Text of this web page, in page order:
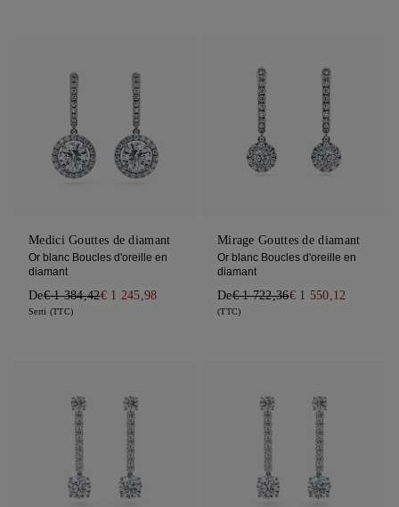
Medici Gouttes de diamant
Or blanc Boucles d'oreille en
diamant
De€ 1 384,42€ 1 245,98
Serti (TTC)
Mirage Gouttes de diamant
Or blanc Boucles d'oreille en
diamant
De€ 1 722,36€ 1 550,12
(TTC)